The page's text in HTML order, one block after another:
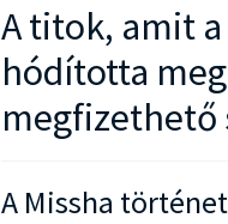
A titok, amit
hódította
megfizethető
A Missha